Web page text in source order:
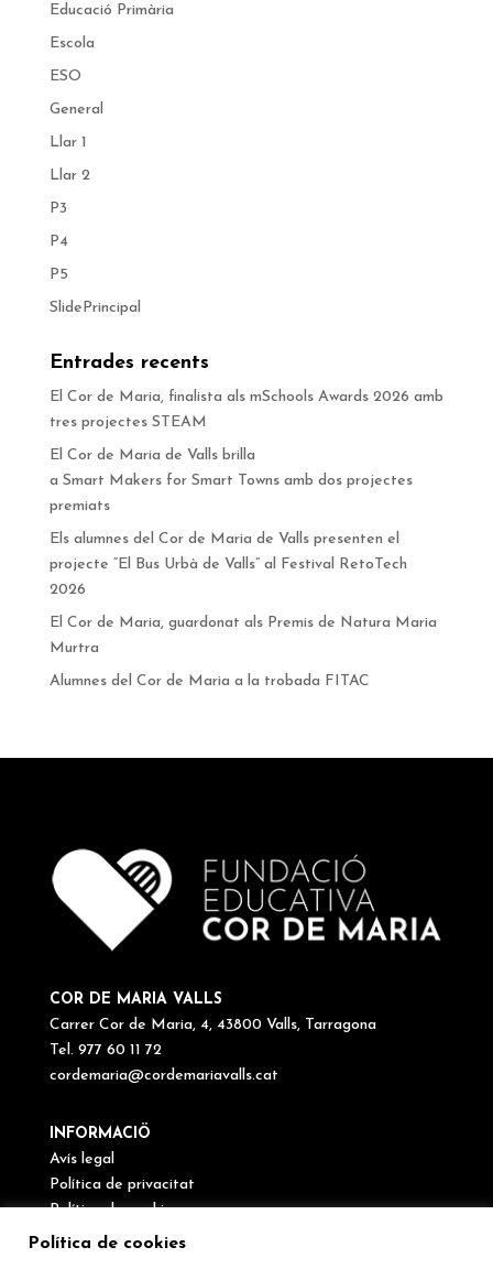
Educació Primària
Escola
ESO
General
Llar 1
Llar 2
P3
P4
P5
SlidePrincipal
Entrades recents
El Cor de Maria, finalista als mSchools Awards 2026 amb
tres projectes STEAM
El Cor de Maria de Valls brilla
a Smart Makers for Smart Towns amb dos projectes
premiats
Els alumnes del Cor de Maria de Valls presenten el
projecte “El Bus Urbà de Valls” al Festival RetoTech
2026
El Cor de Maria, guardonat als Premis de Natura Maria
Murtra
Alumnes del Cor de Maria a la trobada FITAC
COR DE MARIA VALLS
Carrer Cor de Maria, 4, 43800 Valls, Tarragona
Tel. 977 60 11 72
cordemaria@cordemariavalls.cat
INFORMACIÖ
Avís legal
Política de privacitat
Política de cookies
Canal de denúncies
Política de cookies